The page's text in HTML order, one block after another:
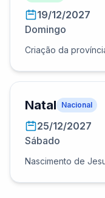
19/12/2027
Domingo
Criação da
Natal Nacional
25/12/2027
Sábado
Nascimento de